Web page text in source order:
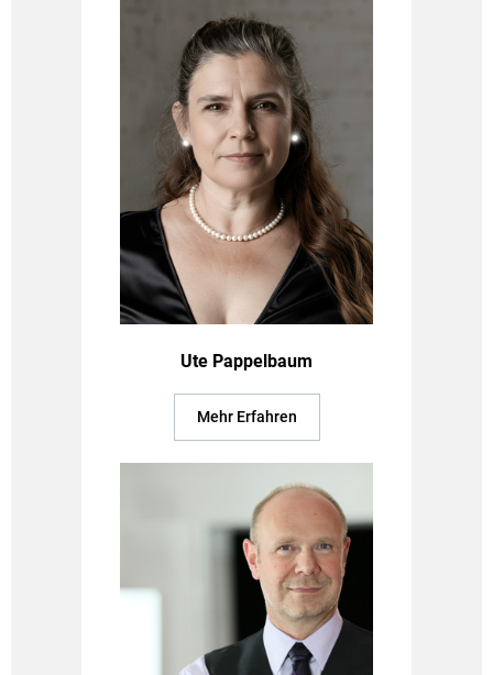
Ute Pappelbaum
Mehr Erfahren